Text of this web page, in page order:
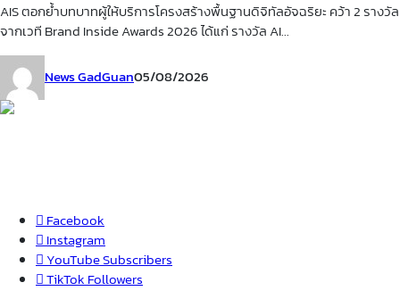
AIS ตอกย้ำบทบาทผู้ให้บริการโครงสร้างพื้นฐานดิจิทัลอัจฉริยะ คว้า 2 รางวัล
จากเวที Brand Inside Awards 2026 ได้แก่ รางวัล AI...
News GadGuan05/08/2026
Facebook
Instagram
YouTubeSubscribers
TikTok Followers